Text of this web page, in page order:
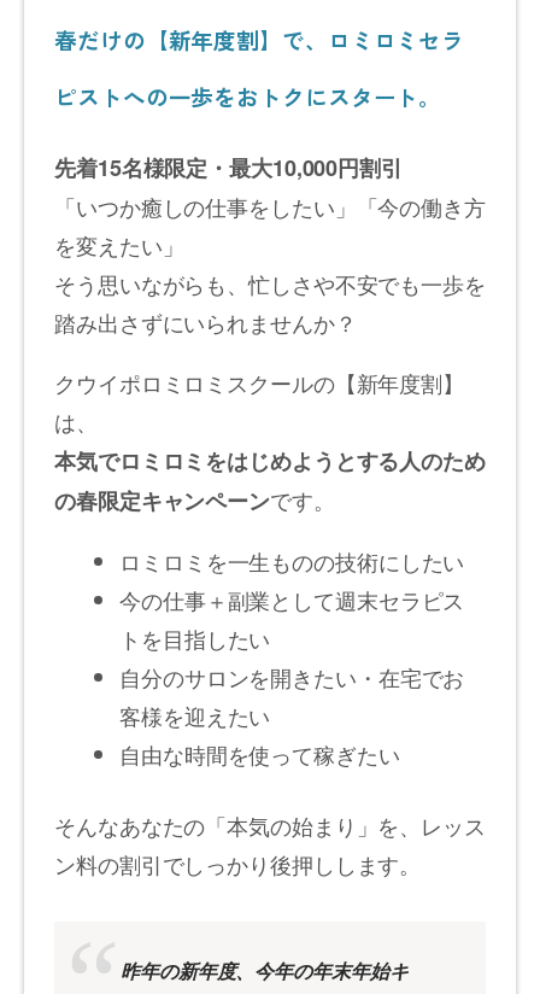
春だけの【新年度割】で、ロミロミセラ
ピストへの一歩をおトクにスタート。
先着15名様限定・最大10,000円割引
「いつか癒しの仕事をしたい」「今の働き方
を変えたい」
そう思いながらも、忙しさや不安でも一歩を
踏み出さずにいられませんか？
クウイポロミロミスクールの【新年度割】
は、
本気でロミロミをはじめようとする人のため
の春限定キャンペーンです。
ロミロミを一生ものの技術にしたい
今の仕事＋副業として週末セラピス
トを目指したい
自分のサロンを開きたい・在宅でお
客様を迎えたい
自由な時間を使って稼ぎたい
そんなあなたの「本気の始まり」を、レッス
ン料の割引でしっかり後押しします。
昨年の新年度、今年の年末年始キ